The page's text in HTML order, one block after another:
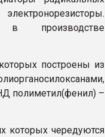
в производстве
построены из
полиметил(фенил) –
которых чередуются